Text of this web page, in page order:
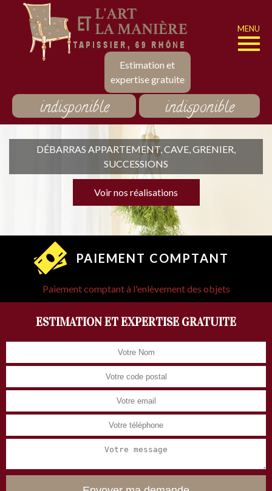
Estimation et
expertise gratuite
MENU
indisponible indisponible
DÉBARRAS APPARTEMENT, CAVE, GRENIER,
SUCCESSIONS
Voir nos réalisations
PAIEMENT COMPTANT
Paiement comptant à l'enlèvement des objets
ESTIMATION ET EXPERTISE GRATUITE